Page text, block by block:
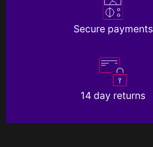
Secure payments
14 day returns